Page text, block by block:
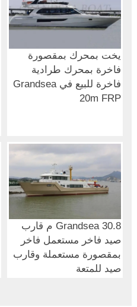
يخت بمحرك بمقصورة
فاخرة بمحرك طرادية
فاخرة للبيع في Grandsea
20m FRP
Grandsea 30.8 م قارب
صيد فاخر مستعمل فاخر
بمقصورة مستعملة وقارب
صيد للمتعة